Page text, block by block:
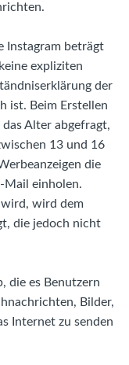
Instagram beträgt
expliziten
der
ist. Beim Erstellen
Alter abgefragt,
13 und 16
die
Mail einholen.
wird dem
die jedoch nicht
die es Benutzern
Bilder,
Internet zu senden